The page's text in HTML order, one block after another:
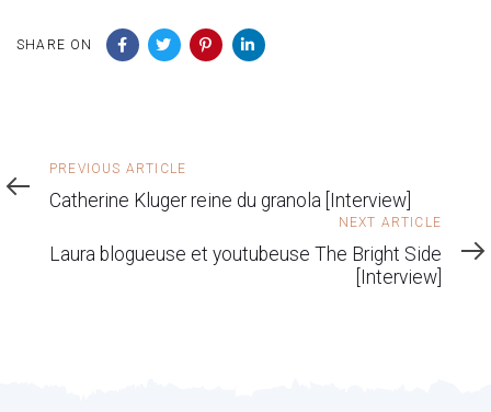
SHARE ON
Previous
Article
PREVIOUS ARTICLE
Catherine Kluger reine du granola [Interview]
Article
NEXT ARTICLE
Laura blogueuse et youtubeuse The Bright Side
[Interview]